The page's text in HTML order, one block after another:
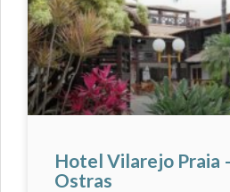
Hotel Vilarejo Praia
Ostras